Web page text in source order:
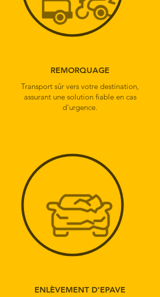
REMORQUAGE
Transport sûr vers votre destination,
assurant une solution fiable en cas
d'urgence.
ENLÈVEMENT D'EPAVE